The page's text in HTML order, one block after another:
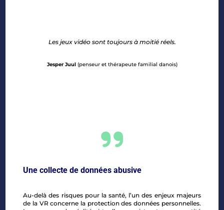
Les jeux vidéo sont toujours à moitié réels.
Jesper Juul(penseur et thérapeute familial danois)
Une collecte de données abusive
Au-delà des risques pour la santé, l’un des enjeux majeurs
de la VR concerne la protection des données personnelles.